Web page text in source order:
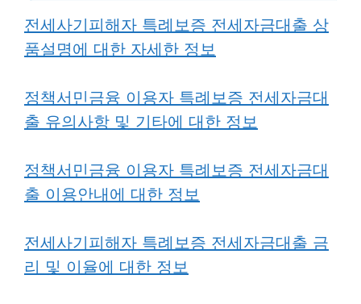
전세사기피해자 특례보증 전세자금대출 상
품설명에 대한 자세한 정보
정책서민금융 이용자 특례보증 전세자금대
출 유의사항 및 기타에 대한 정보
정책서민금융 이용자 특례보증 전세자금대
출 이용안내에 대한 정보
전세사기피해자 특례보증 전세자금대출 금
리 및 이율에 대한 정보